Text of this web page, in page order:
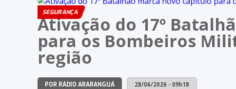
SEGURANÇA
Ativação do 17º
para os Bombeiros
região
POR RÁDIO ARARANGUÁ 28/06/2026 - 09h18